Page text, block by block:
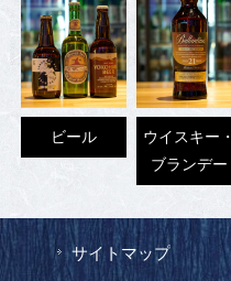
ビール
ウイスキー・
ブランデー
サイトマップ